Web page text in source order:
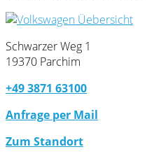
Schwarzer Weg 1
19370 Parchim
+49 3871 63100
Anfrage per Mail
Zum Standort